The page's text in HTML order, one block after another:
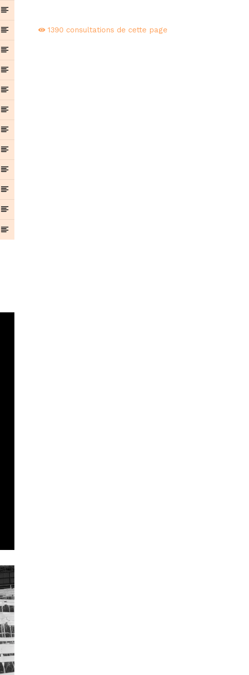
1390 consultations de cette page